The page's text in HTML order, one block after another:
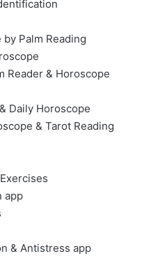
Palm Reading
Reader & Horoscope
Daily Horoscope
& Tarot Reading
app
& Antistress app